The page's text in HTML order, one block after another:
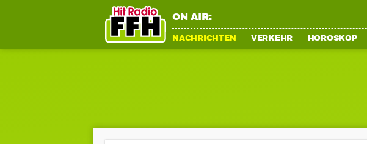
ON AIR:
NACHRICHTEN VERKEHR HOROSKOP